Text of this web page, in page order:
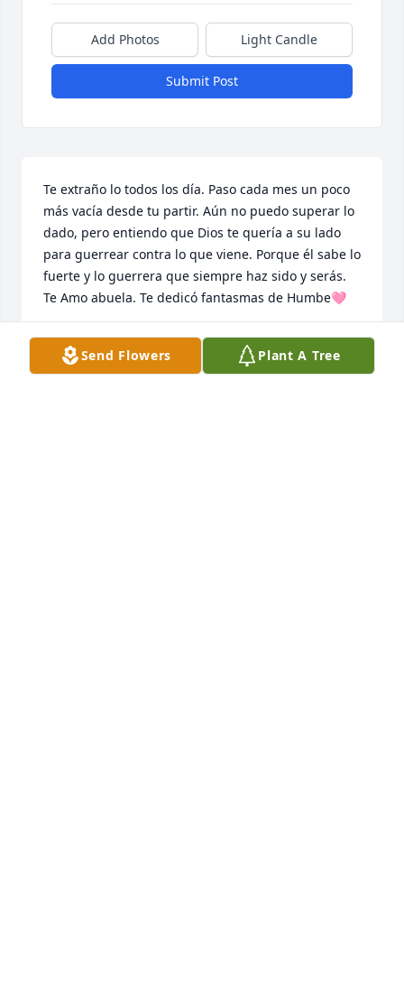
Add Photos Light Candle
Submit Post
Te extraño lo todos los día. Paso cada mes un poco
más vacía desde tu partir. Aún no puedo superar lo
dado, pero entiendo que Dios te quería a su lado
para guerrear contra lo que viene. Porque él sabe lo
fuerte y lo guerrera que siempre haz sido y serás.
Te Amo abuela. Te dedicó fantasmas de Humbe🩷
ADRIANA
Apr 25, 2025Send Flowers Plant A Tree